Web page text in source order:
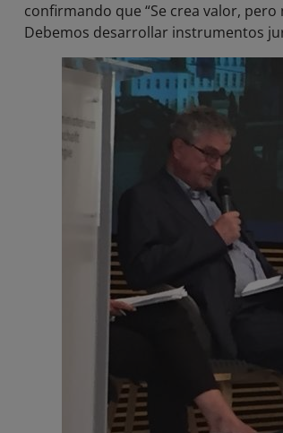
confirmando que “Se crea valor,
Debemos desarrollar instrumentos